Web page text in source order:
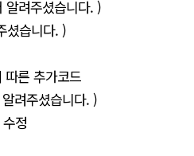
려주셨습니다. )
셨습니다. )
른 추가코드
려주셨습니다. )
정